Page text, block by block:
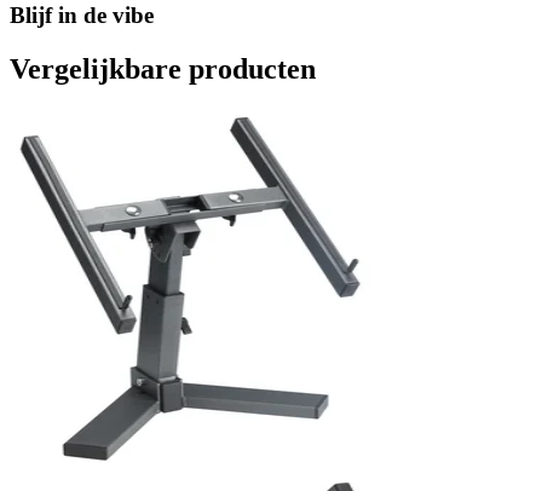
Blijf in de vibe
Vergelijkbare producten